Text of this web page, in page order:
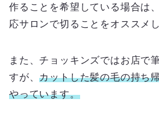
作ることを希望している場合は
応サロンで切ることをオススメし
また、チョッキンズではお店で
すが、カットした髪の毛の持ち
やっています。